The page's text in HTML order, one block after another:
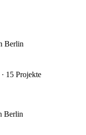
Berlin
· 15 Projekte
Berlin